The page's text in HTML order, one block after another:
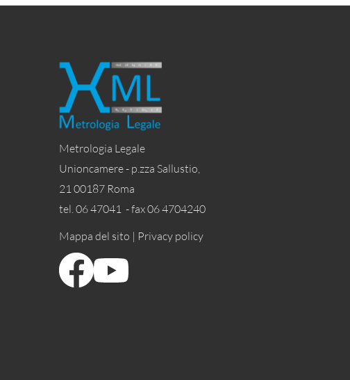
Metrologia Legale
Unioncamere - p.zza Sallustio,
21 00187 Roma
tel. 06 47041 - fax 06 4704240
Mappa del sito | Privacy policy